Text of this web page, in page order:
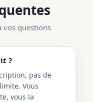
vos questions
?
pas de
Vous
vous la